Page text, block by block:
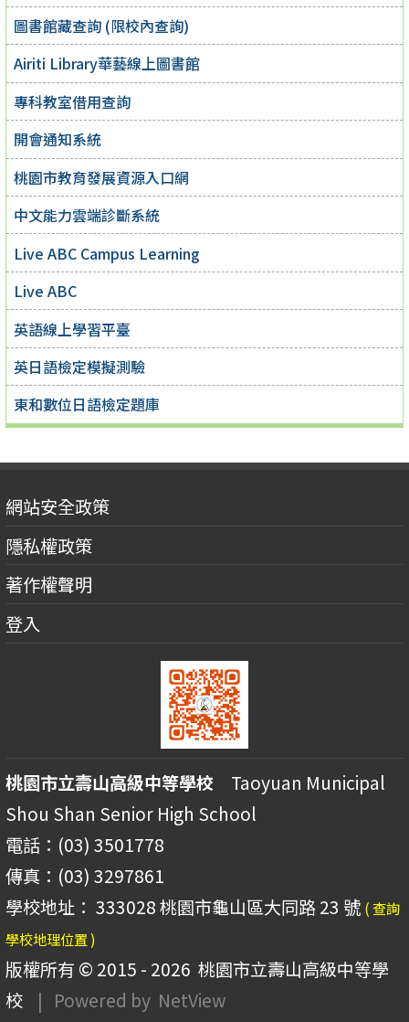
圖書館藏查詢 (限校內查詢)
Airiti Library華藝線上圖書館
專科教室借用查詢
開會通知系統
桃園市教育發展資源入口網
中文能力雲端診斷系統
Live ABC Campus Learning
Live ABC
英語線上學習平臺
英日語檢定模擬測驗
東和數位日語檢定題庫
網站安全政策
隱私權政策
著作權聲明
登入
桃園市立壽山高級中等學校 Taoyuan Municipal
Shou Shan Senior High School
電話：(03) 3501778
傳真：(03) 3297861
學校地址： 333028 桃園市龜山區大同路 23 號 ( 查詢
學校地理位置 )
版權所有 © 2015 - 2026 桃園市立壽山高級中等學
校
| Powered by NetView